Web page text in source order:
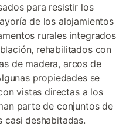
para resistir los
de los alojamientos
rurales integrados
rehabilitados con
de madera, arcos de
propiedades se
vistas directas a los
parte de conjuntos de
casi deshabitadas.